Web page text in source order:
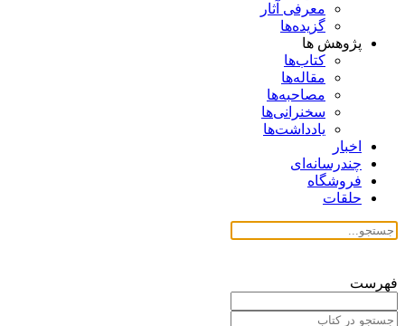
معرفی آثار
گزیده‌ها
پژوهش ها
کتاب‌ها
مقاله‌ها
مصاحبه‌ها
سخنرانی‌ها
یادداشت‌ها
اخبار
چندرسانه‌ای
فروشگاه
حلقات
فهرست